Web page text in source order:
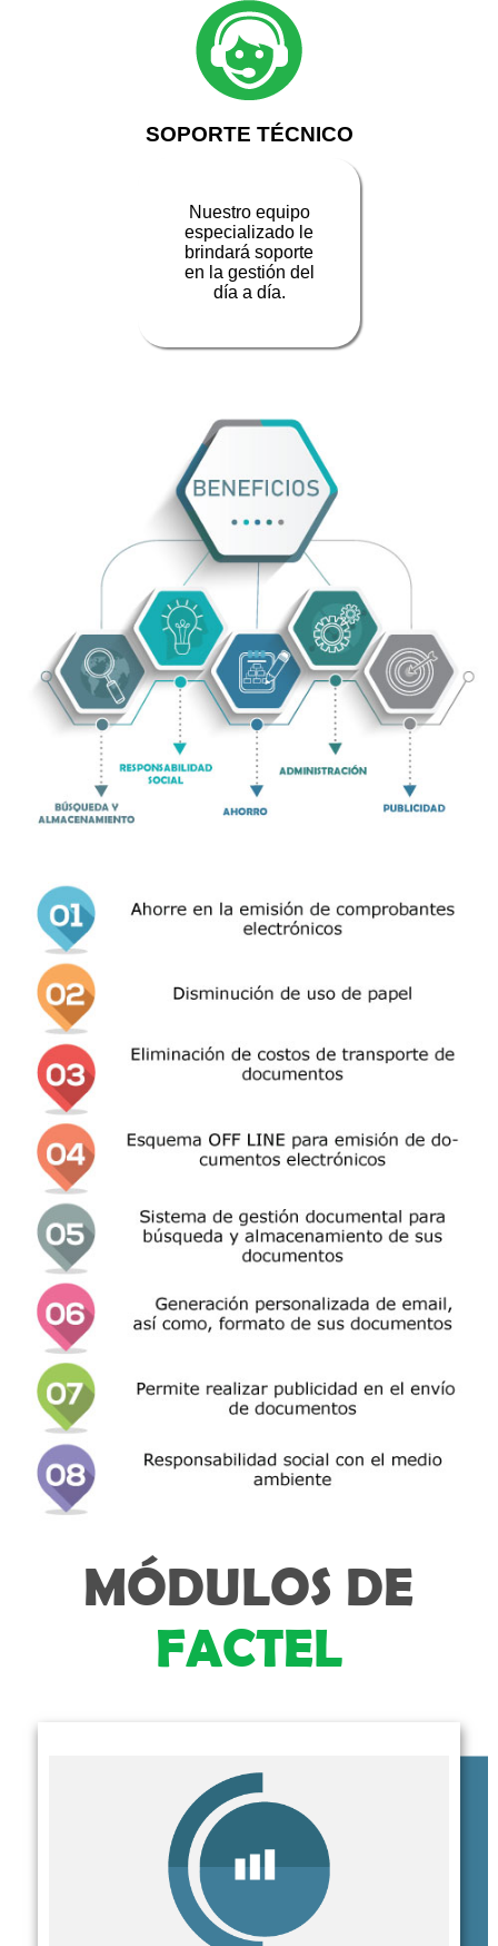
SOPORTE TÉCNICO
Nuestro equipo
especializado le
brindará soporte
en la gestión del
día a día.
MÓDULOS DE
FACTEL